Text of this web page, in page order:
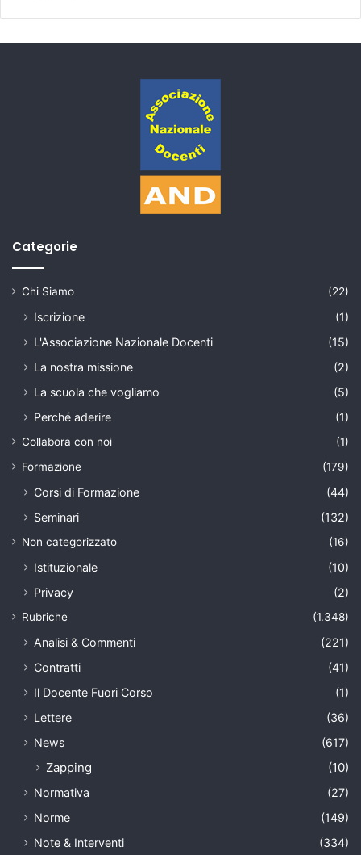
o
Categorie
Chi Siamo (22)
Iscrizione
(1)
L'Associazione Nazionale Docenti
(15)
La nostra missione
(2)
La scuola che vogliamo
(5)
Perché aderire
(1)
Collabora con noi
(1)
Formazione
(179)
Corsi di Formazione
(44)
Seminari
(132)
Non categorizzato (16)
Istituzionale
(10)
Privacy
(2)
Rubriche (1.348)
Analisi & Commenti
(221)
Contratti
(41)
Il Docente Fuori Corso
(1)
Lettere
(36)
News
(617)
Zapping (10)
Normativa
(27)
Norme
(149)
Note & Interventi
(334)